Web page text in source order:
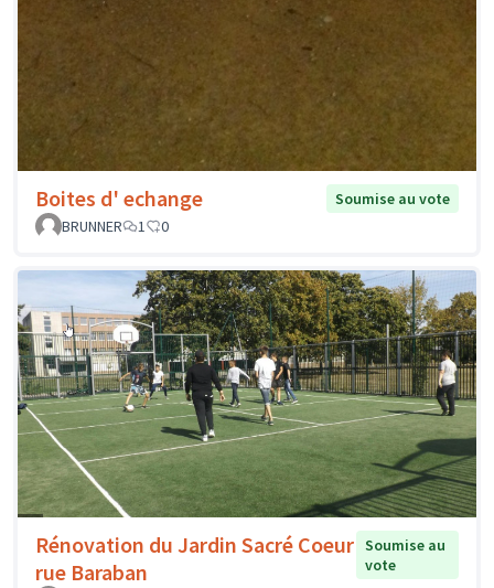
Boites d' echange
Soumise au vote
BRUNNER
1 0
Rénovation du Jardin Sacré Coeur
rue Baraban
Soumise au
vote